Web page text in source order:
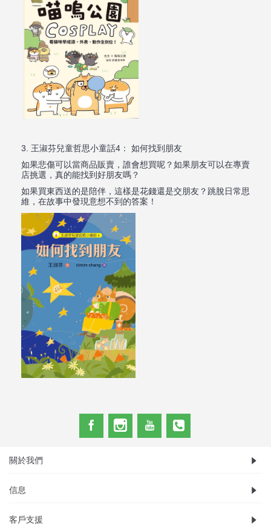
3. 王淑芬兒童哲思小童話4 ：
如何找到朋友
如果悲傷可以當商品販賣，誰會想買呢？如果朋友可以在專賣
店挑選，真的能找到好朋友嗎？
如果買東西送的是陪伴，這樣是花錢還是交朋友？跳脫日常思
維，在故事中發現意想不到的答案！
關於我們
信息
客戶支援